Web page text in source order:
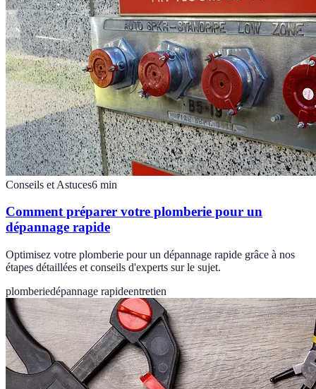
Conseils et Astuces6 min
Comment préparer votre plomberie pour un
dépannage rapide
Optimisez votre plomberie pour un dépannage rapide grâce à nos
étapes détaillées et conseils d'experts sur le sujet.
plomberiedépannage rapideentretien